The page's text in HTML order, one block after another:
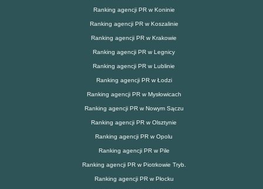
Ranking agencji PR w Koninie
Ranking agencji PR w Koszalinie
Ranking agencji PR w Krakowie
Ranking agencji PR w Legnicy
Ranking agencji PR w Lublinie
Ranking agencji PR w Łodzi
Ranking agencji PR w Mysłowicach
Ranking agencji PR w Nowym Sączu
Ranking agencji PR w Olsztynie
Ranking agencji PR w Opolu
Ranking agencji PR w Pile
Ranking agencji PR w Piotrkowie Tryb.
Ranking agencji PR w Płocku